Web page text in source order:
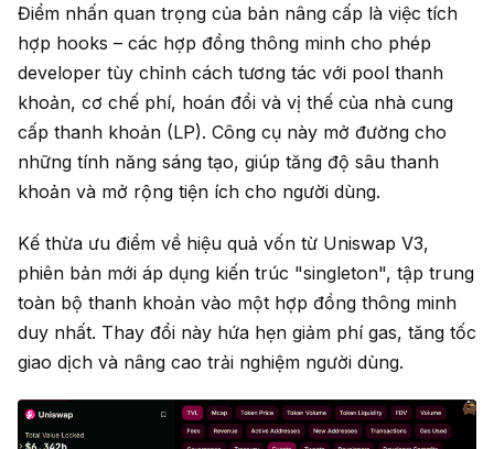
Điểm nhấn quan trọng của bản nâng cấp là việc tích
hợp hooks – các hợp đồng thông minh cho phép
developer tùy chỉnh cách tương tác với pool thanh
khoản, cơ chế phí, hoán đổi và vị thế của nhà cung
cấp thanh khoản (LP). Công cụ này mở đường cho
những tính năng sáng tạo, giúp tăng độ sâu thanh
khoản và mở rộng tiện ích cho người dùng.
Kế thừa ưu điểm về hiệu quả vốn từ Uniswap V3,
phiên bản mới áp dụng kiến trúc "singleton", tập trung
toàn bộ thanh khoản vào một hợp đồng thông minh
duy nhất. Thay đổi này hứa hẹn giảm phí gas, tăng tốc
giao dịch và nâng cao trải nghiệm người dùng.